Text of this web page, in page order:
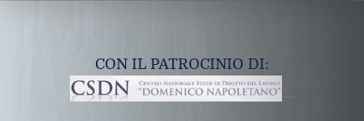
CON IL PATROCINIO DI: